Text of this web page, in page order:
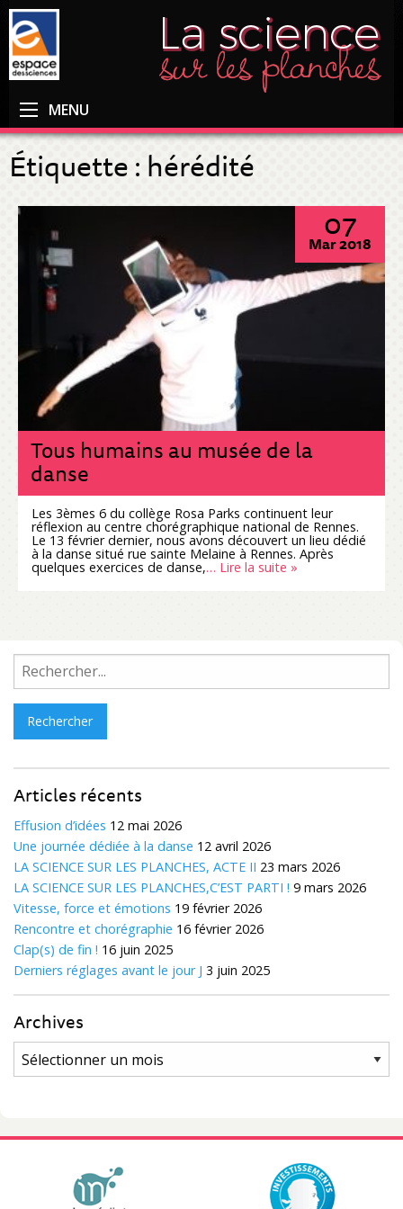
MENU
Étiquette : hérédité
07
Mar 2018
Tous humains au musée de la
danse
Les 3èmes 6 du collège Rosa Parks continuent leur
réflexion au centre chorégraphique national de Rennes.
Le 13 février dernier, nous avons découvert un lieu dédié
à la danse situé rue sainte Melaine à Rennes. Après
quelques exercices de danse,… Lire la suite »
Rechercher :
Articles récents
Effusion d’idées 12 mai 2026
Une journée dédiée à la danse 12 avril 2026
LA SCIENCE SUR LES PLANCHES, ACTE II 23 mars 2026
LA SCIENCE SUR LES PLANCHES,C’EST PARTI ! 9 mars 2026
Vitesse, force et émotions 19 février 2026
Rencontre et chorégraphie 16 février 2026
Clap(s) de fin ! 16 juin 2025
Derniers réglages avant le jour J 3 juin 2025
Archives
Archives